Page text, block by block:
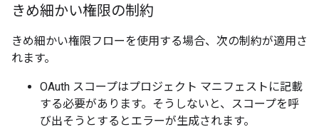
きめ細かい権限の制約
きめ細かい権限フローを使用する場合、次の制約が適用さ
れます。
OAuth スコープはプロジェクト マニフェストに記載
する必要があります。そうしないと、スコープを呼
び出そうとするとエラーが生成されます。